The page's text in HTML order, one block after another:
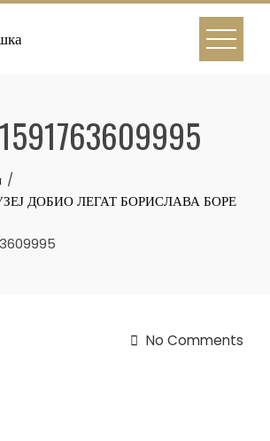
ДОБИО ЛЕГАТ БОРИСЛАВА БОРЕ
No Comments